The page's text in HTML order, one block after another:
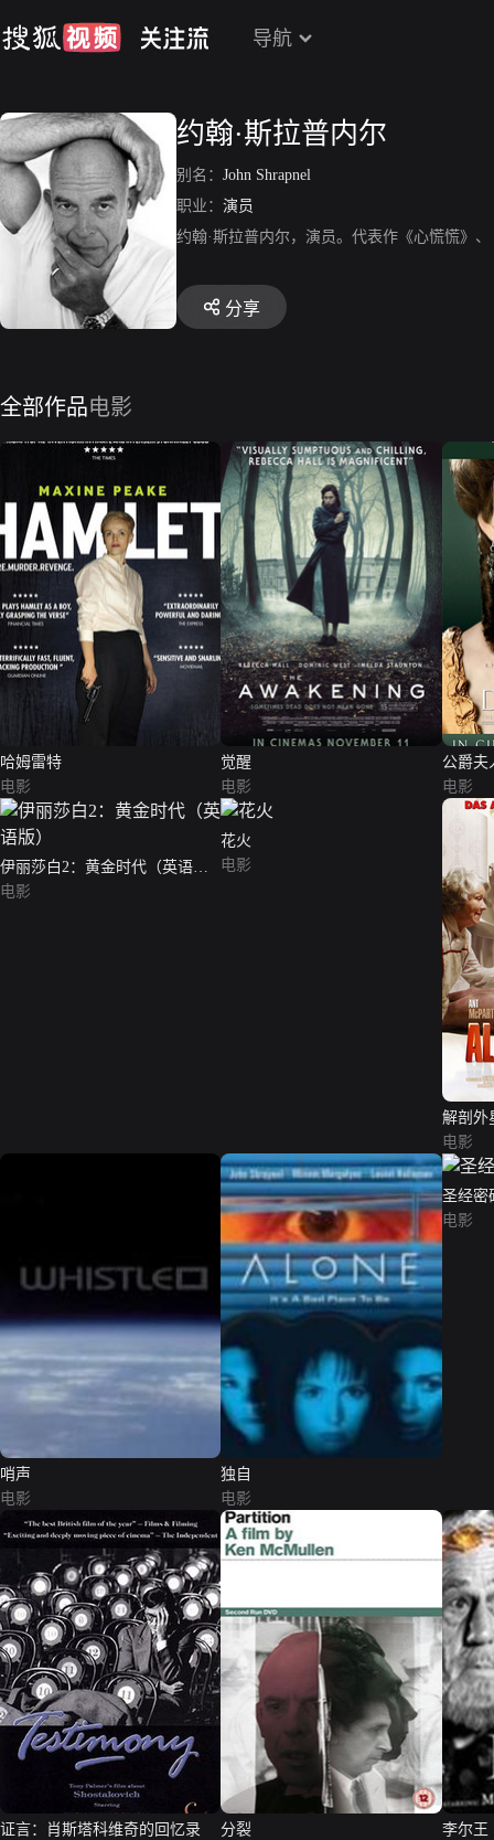
导航
约翰·斯拉普内尔
别名： John Shrapnel
职业： 演员
约翰·斯拉普内尔，演员。代表作《心慌慌》
分享
全部作品电影
哈姆雷特
电影
觉醒
电影
公爵夫
电影
伊丽莎白2：黄金时代（英语
版）
电影
花火
电影
解剖外
电影
哨声
电影
独自
电影
圣经密
电影
证言：肖斯塔科维奇的回忆录
分裂
李尔王